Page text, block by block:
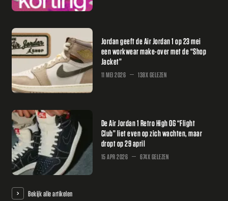
Jordan geeft de Air Jordan 1 op 23 mei
een workwear make-over met de “Shop
Jacket”
11 MEI 2026 138X GELEZEN
De Air Jordan 1 Retro High OG “Flight
Club” liet even op zich wachten, maar
dropt op 29 april
15 APR 2026 674X GELEZEN
Bekijk alle artikelen